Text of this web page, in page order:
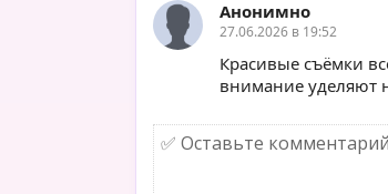
Анонимно
27.06.2026 в 19:52
Красивые съёмки
внимание уделяют